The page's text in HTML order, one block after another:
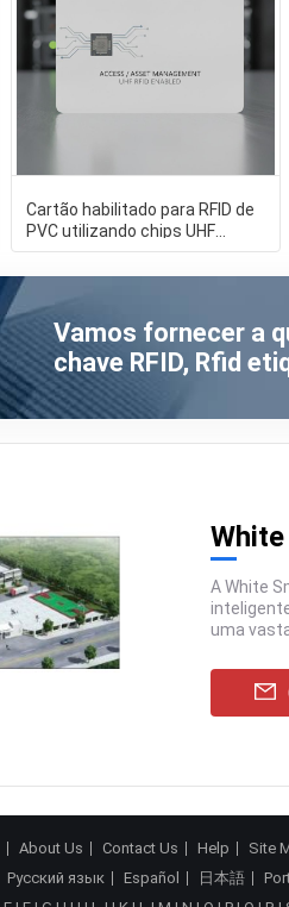
Cartão habilitado para RFID de
PVC utilizando chips UHF
Imping que suportam solu
Vamos fornecer a
chave RFID, Rfid
A White Smart Technology é líder de mercado na implementação de cartões
inteligentes e produtos associados.Somos capazes de oferecer
uma vasta gama de cartão chave do hotel, cartões inteligentes e
About Us Contact Us Help Site
Русский язык Español 日本語